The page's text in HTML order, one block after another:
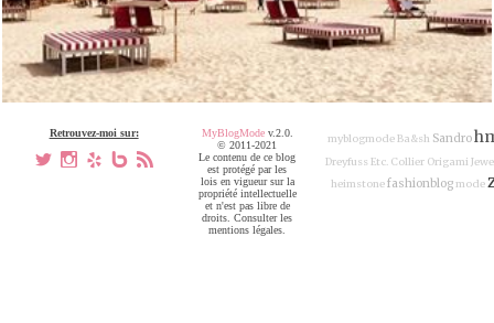
Retrouvez-moi sur:
a x h V ,
myblogmodeBa&sh Sandro
Dreyfuss Etc. Collier Origami
heimstonefashionblogmode
MyBlogModev.2.0.
© 2011-2021
Le contenu de ce blog
est protégé par les
lois en vigueur sur la
propriété intellectuelle
et n'est pas libre de
droits. Consulter les
mentions légales.